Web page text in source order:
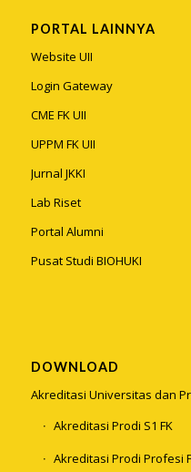
PORTAL LAINNYA
Website UII
Login Gateway
CME FK UII
UPPM FK UII
Jurnal JKKI
Lab Riset
Portal Alumni
Pusat Studi BIOHUKI
DOWNLOAD
Akreditasi Universitas dan
Akreditasi Prodi S1 FK
Akreditasi Prodi Profesi